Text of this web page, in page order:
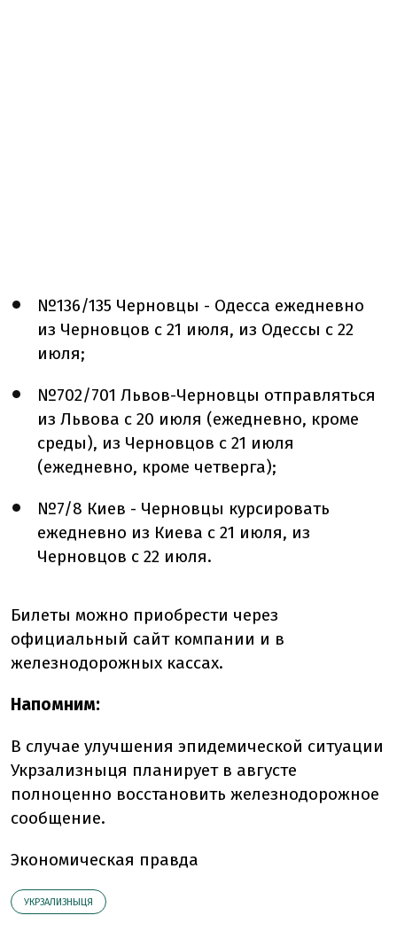
№136/135 Черновцы - Одесса ежедневно
из Черновцов с 21 июля, из Одессы с 22
июля;
№702/701 Львов-Черновцы отправляться
из Львова с 20 июля (ежедневно, кроме
среды), из Черновцов с 21 июля
(ежедневно, кроме четверга);
№7/8 Киев - Черновцы курсировать
ежедневно из Киева с 21 июля, из
Черновцов с 22 июля.
Билеты можно приобрести через
официальный сайт компании и в
железнодорожных кассах.
Напомним:
В случае улучшения эпидемической ситуации
Укрзализныця планирует в августе
полноценно восстановить железнодорожное
сообщение.
Экономическая правда
УКРЗАЛИЗНЫЦЯ